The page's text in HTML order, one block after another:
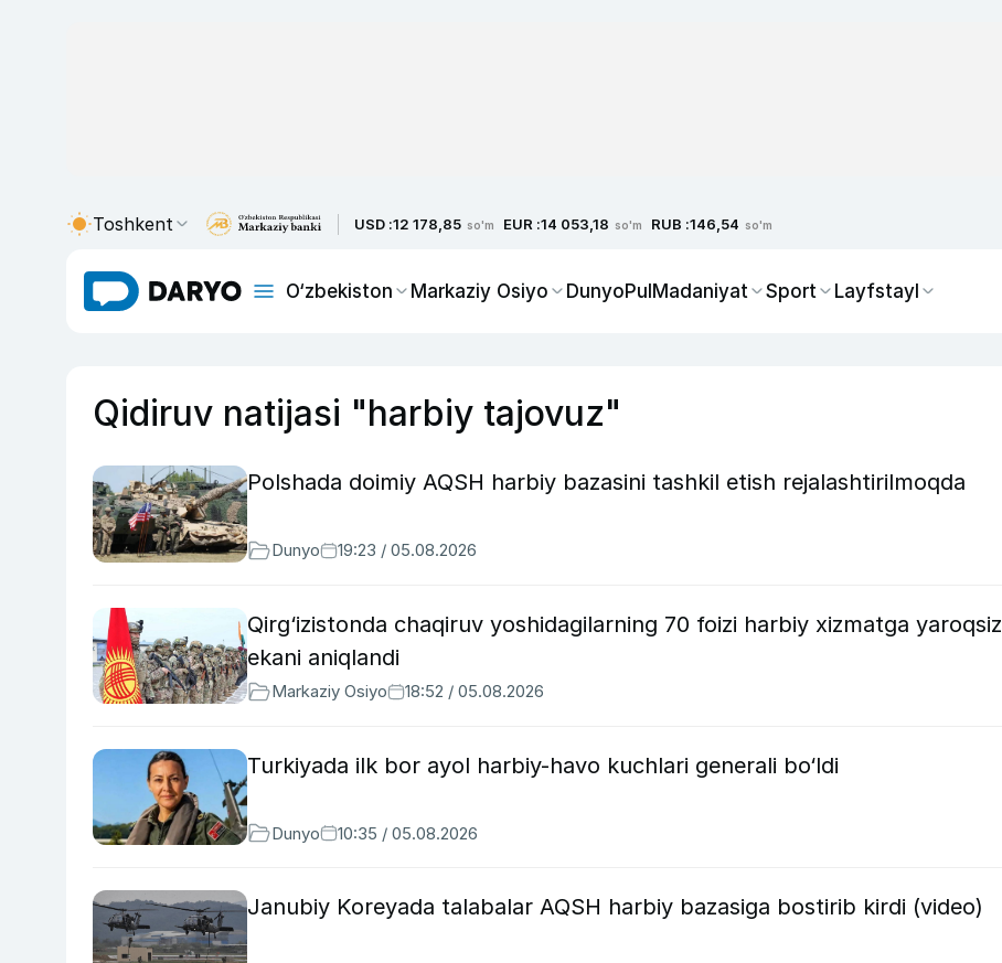
Toshkent USD :12 178,85 so'm EUR :14 053,18 so'm RUB :146,54 so'm
O‘zbekiston Markaziy Osiyo DunyoPulMadaniyat Sport Layfstayl
Qidiruv natijasi "harbiy tajovuz"
Polshada doimiy AQSH harbiy bazasini tashkil etish rejalashtirilmoqda
Dunyo 19:23 / 05.08.2026
Qirg‘izistonda chaqiruv yoshidagilarning 70 foizi harbiy xizmatga yaroqsiz
ekani aniqlandi
Markaziy Osiyo 18:52 / 05.08.2026
Turkiyada ilk bor ayol harbiy-havo kuchlari generali bo‘ldi
Dunyo 10:35 / 05.08.2026
Janubiy Koreyada talabalar AQSH harbiy bazasiga bostirib kirdi (video)